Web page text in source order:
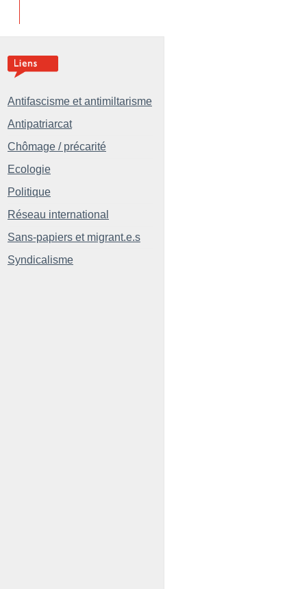
Antifascisme et antimiltarisme
Antipatriarcat
Chômage / précarité
Ecologie
Politique
Réseau international
Sans-papiers et migrant.e.s
Syndicalisme